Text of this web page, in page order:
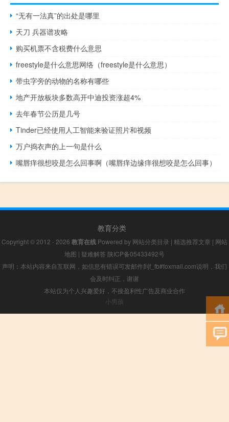
“无有一法真”的出处是哪里
天刀 兵器谱攻略
购买机票不含税费什么意思
freestyle是什么意思网络（freestyle是什么意思）
带虫字旁的动物的名称有哪些
地产开放板块多数高开中迪投资涨超4%
去年春节公历是几号
Tinder已经使用人工智能来验证照片和视频
万户捣衣声的上一句是什么
嘴唇痒很想咬是怎么回事啊（嘴唇痒边缘痒很想咬是怎么回事）
教育分类
Copyright © 2012 - 2026 教育在线 Powered by 网站分类目录 | 精选推荐文章 | 网站
地图 | 疑难解答 陕ICP备05433492号
声明：本站内容来自互联网，如信息有错误可发邮件到f_fb#foxmail.com说明，我们
会及时纠正，谢谢
本站仅为个人兴趣爱好，不接盈利性广告及商业合作
小男孩